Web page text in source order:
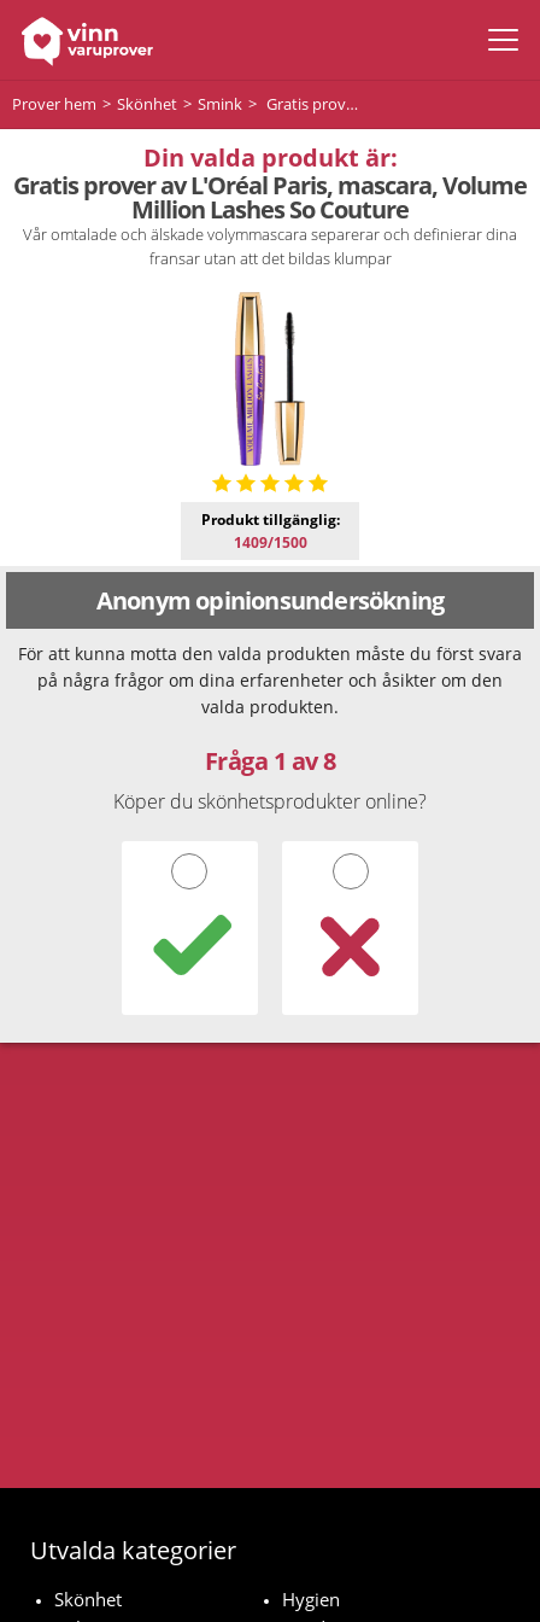
Prover hem Skönhet Smink Gratis prover av L'Oréal Paris, mascara, Volume Million Lashes So Couture
Din valda produkt är:
Gratis prover av L'Oréal Paris, mascara, Volume
Million Lashes So Couture
Vår omtalade och älskade volymmascara separerar och definierar dina
fransar utan att det bildas klumpar
Produkt tillgänglig:
1409/1500
Anonym opinionsundersökning
För att kunna motta den valda produkten måste du först svara
på några frågor om dina erfarenheter och åsikter om den
valda produkten.
Fråga 1 av 8
Köper du skönhetsprodukter online?
Utvalda kategorier
Skönhet
Hygien